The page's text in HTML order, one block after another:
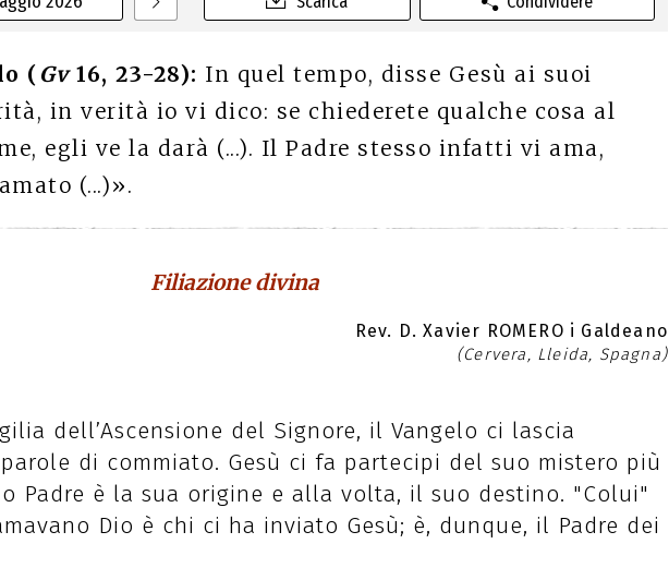
( Gv16, 23-28): In quel tempo, disse Gesù ai suoi
in verità io vi dico: se chiederete qualche cosa al
egli ve la darà (...). Il Padre stesso infatti vi ama,
(...)».
Filiazione divina
Rev. D. Xavier ROMERO i Galdeano
(Cervera, Lleida, Spagna)
dell’Ascensione del Signore, il Vangelo ci lascia
di commiato. Gesù ci fa partecipi del suo mistero più
Padre è la sua origine e alla volta, il suo destino. "Colui"
Dio è chi ci ha inviato Gesù; è, dunque, il Padre dei